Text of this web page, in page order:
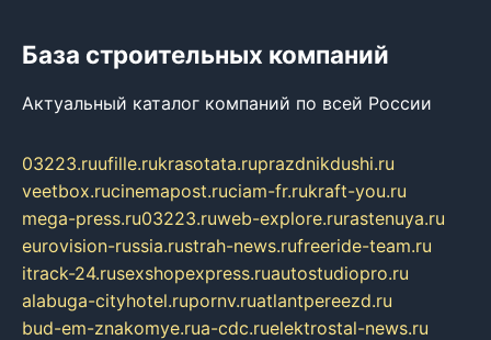
База строительных компаний
Актуальный каталог компаний по всей России
03223.ruufille.rukrasotata.ruprazdnikdushi.ru
veetbox.rucinemapost.ruciam-fr.rukraft-you.ru
mega-press.ru03223.ruweb-explore.rurastenuya.ru
eurovision-russia.rustrah-news.rufreeride-team.ru
itrack-24.rusexshopexpress.ruautostudiopro.ru
alabuga-cityhotel.rupornv.ruatlantpereezd.ru
bud-em-znakomye.rua-cdc.ruelektrostal-news.ru